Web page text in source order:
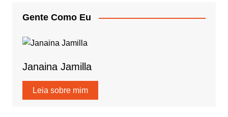
Gente Como Eu
Janaina Jamilla
Leia sobre mim